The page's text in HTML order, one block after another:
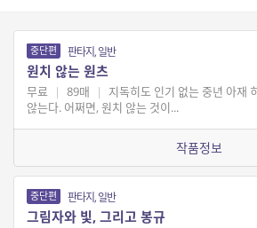
중단편 판타지, 일반
원치 않는 원츠
무료 | 89매 |
지독히도 인기 없는 중년 아재
않는다. 어쩌면, 원치 않는 것이...
작품정보
중단편 판타지, 일반
그림자와 빛, 그리고 봉규